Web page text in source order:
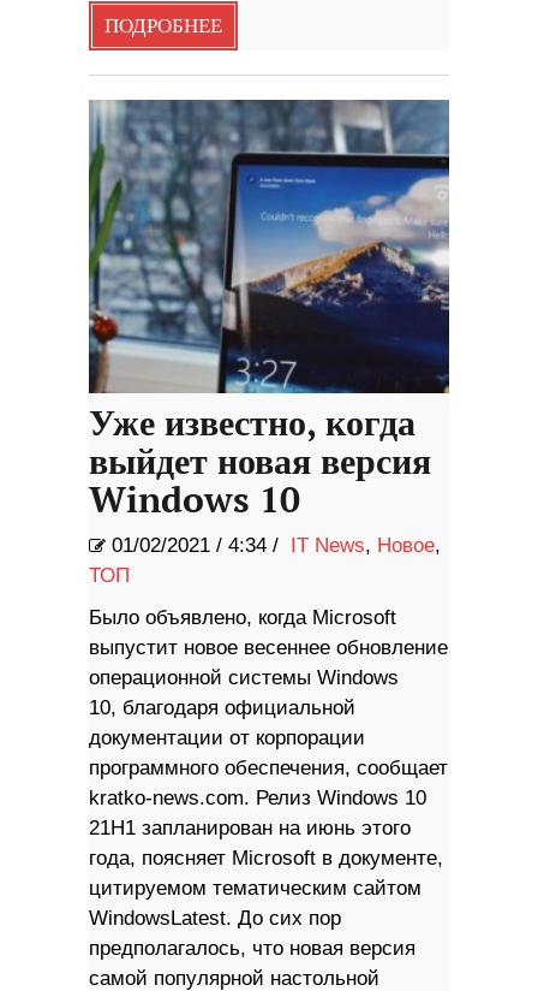
ПОДРОБНЕЕ
Уже известно, когда
выйдет новая версия
Windows 10
01/02/2021 / 4:34 / IT News, Новое,
ТОП
Было объявлено, когда Microsoft
выпустит новое весеннее обновление
операционной системы Windows
10, благодаря официальной
документации от корпорации
программного обеспечения, сообщает
kratko-news.com. Релиз Windows 10
21H1 запланирован на июнь этого
года, поясняет Microsoft в документе,
цитируемом тематическим сайтом
WindowsLatest. До сих пор
предполагалось, что новая версия
самой популярной настольной